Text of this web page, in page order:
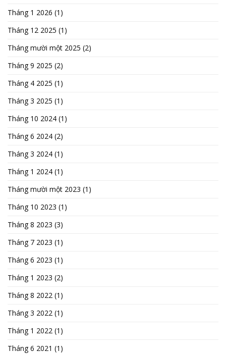
Tháng 1 2026 (1)
Tháng 12 2025 (1)
Tháng mười một 2025 (2)
Tháng 9 2025 (2)
Tháng 4 2025 (1)
Tháng 3 2025 (1)
Tháng 10 2024 (1)
Tháng 6 2024 (2)
Tháng 3 2024 (1)
Tháng 1 2024 (1)
Tháng mười một 2023 (1)
Tháng 10 2023 (1)
Tháng 8 2023 (3)
Tháng 7 2023 (1)
Tháng 6 2023 (1)
Tháng 1 2023 (2)
Tháng 8 2022 (1)
Tháng 3 2022 (1)
Tháng 1 2022 (1)
Tháng 6 2021 (1)